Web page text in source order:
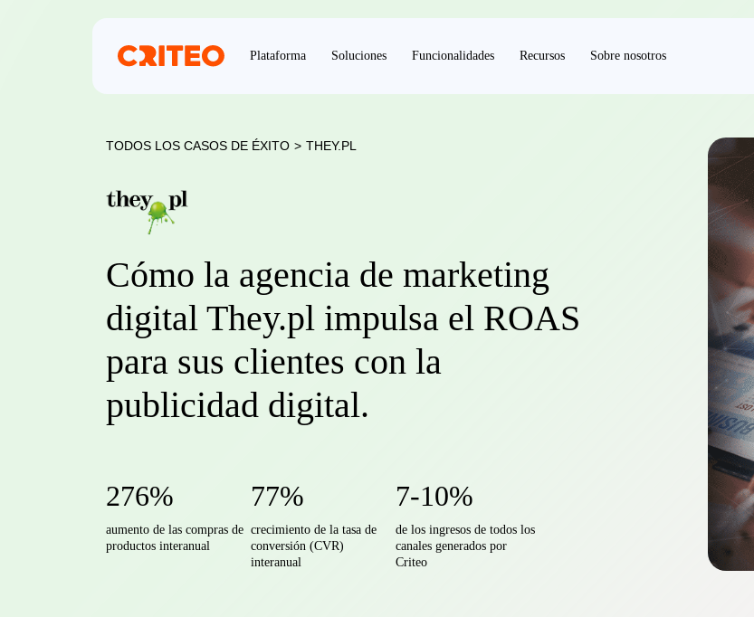
Plataforma Soluciones Funcionalidades Recursos Sobre nosotros
TODOS LOS CASOS DE ÉXITO > THEY.PL
Cómo la agencia de marketing
digital They.pl impulsa el ROAS
para sus clientes con la
publicidad digital.
276%
aumento de las compras de
productos interanual
77%
crecimiento de la tasa de
conversión (CVR)
interanual
7-10%
de los ingresos de todos los
canales generados por
Criteo